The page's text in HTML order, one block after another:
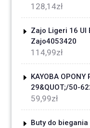
128,14zł
Zajo Ligeri 16 Ul
Zajo4053420
114,99zł
KAYOBA OPONY
29&QUOT;/50-
59,99zł
Buty do